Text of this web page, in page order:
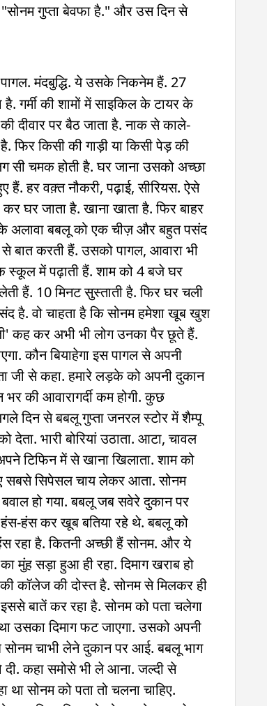
गुप्ता बेवफा है." और उस दिन से
मंदबुद्धि. ये उसके निकनेम हैं. 27
गर्मी की शामों में साइकिल के टायर के
दीवार पर बैठ जाता है. नाक से काले-
किसी की गाड़ी या किसी पेड़ की
चमक होती है. घर जाना उसको अच्छा
हैं. हर वक़्त नौकरी, पढ़ाई, सीरियस. ऐसे
जाता है. खाना खाता है. फिर बाहर
बबलू को एक चीज़ और बहुत पसंद
बात करती हैं. उसको पागल, आवारा भी
स्कूल में पढ़ाती हैं. शाम को 4 बजे घर
हैं. 10 मिनट सुस्ताती है. फिर घर चली
है. वो चाहता है कि सोनम हमेशा खूब खुश
कह कर अभी भी लोग उनका पैर छूते हैं.
कौन बियाहेगा इस पागल से अपनी
जी से कहा. हमारे लड़के को अपनी दुकान
की आवारागर्दी कम होगी. कुछ
दिन से बबलू गुप्ता जनरल स्टोर में शैम्पू
भारी बोरियां उठाता. आटा, चावल
टिफिन में से खाना खिलाता. शाम को
सबसे सिपेसल चाय लेकर आता. सोनम
हो गया. बबलू जब सवेरे दुकान पर
हंस कर खूब बतिया रहे थे. बबलू को
रहा है. कितनी अच्छी हैं सोनम. और ये
मुंह सड़ा हुआ ही रहा. दिमाग खराब हो
कॉलेज की दोस्त है. सोनम से मिलकर ही
बातें कर रहा है. सोनम को पता चलेगा
उसका दिमाग फट जाएगा. उसको अपनी
चाभी लेने दुकान पर आई. बबलू भाग
कहा समोसे भी ले आना. जल्दी से
सोनम को पता तो चलना चाहिए.